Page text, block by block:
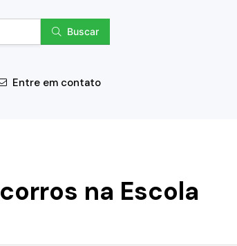
Buscar
Entre em contato
na Escola